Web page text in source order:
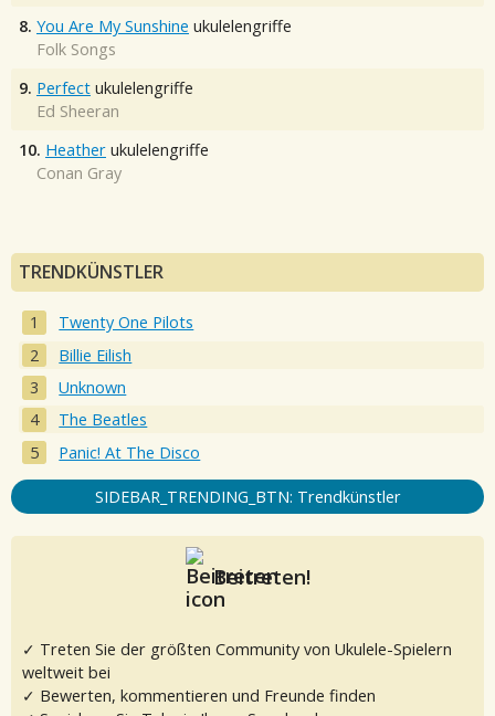
8. You Are My Sunshine ukulelengriffe
Folk Songs
9. Perfect ukulelengriffe
Ed Sheeran
10. Heather ukulelengriffe
Conan Gray
TRENDKÜNSTLER
Twenty One Pilots
Billie Eilish
Unknown
The Beatles
Panic! At The Disco
SIDEBAR_TRENDING_BTN: Trendkünstler
Beitreten!
✓ Treten Sie der größten Community von Ukulele-Spielern
weltweit bei
✓ Bewerten, kommentieren und Freunde finden